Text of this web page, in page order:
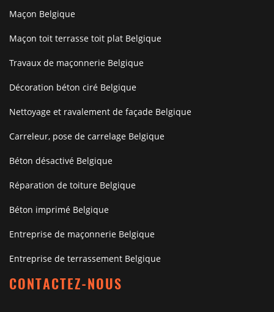
Maçon Belgique
Maçon toit terrasse toit plat Belgique
Travaux de maçonnerie Belgique
Décoration béton ciré Belgique
Nettoyage et ravalement de façade Belgique
Carreleur, pose de carrelage Belgique
Béton désactivé Belgique
Réparation de toiture Belgique
Béton imprimé Belgique
Entreprise de maçonnerie Belgique
Entreprise de terrassement Belgique
CONTACTEZ-NOUS